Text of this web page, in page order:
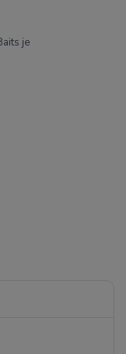
je